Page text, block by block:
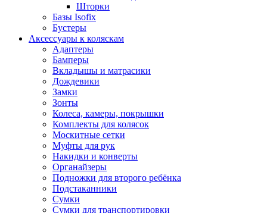
Шторки
Базы Isofix
Бустеры
Аксессуары к коляскам
Адаптеры
Бамперы
Вкладышы и матрасики
Дождевики
Замки
Зонты
Колеса, камеры, покрышки
Комплекты для колясок
Москитные сетки
Муфты для рук
Накидки и конверты
Органайзеры
Подножки для второго ребёнка
Подстаканники
Сумки
Сумки для транспортировки